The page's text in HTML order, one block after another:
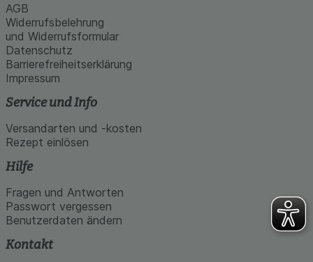
AGB
Widerrufsbelehrung
und Widerrufsformular
Datenschutz
Barrierefreiheitserklärung
Impressum
Service und Info
Versandarten und -kosten
Rezept einlösen
Hilfe
Fragen und Antworten
Passwort vergessen
Benutzerdaten ändern
Kontakt